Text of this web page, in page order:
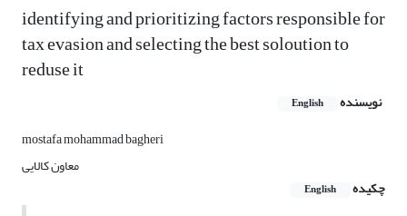
identifying and prioritizing factors responsible for
tax evasion and selecting the best soloution to
reduse it
نویسنده English
mostafa mohammad bagheri
معاون کالایی
چکیده
English